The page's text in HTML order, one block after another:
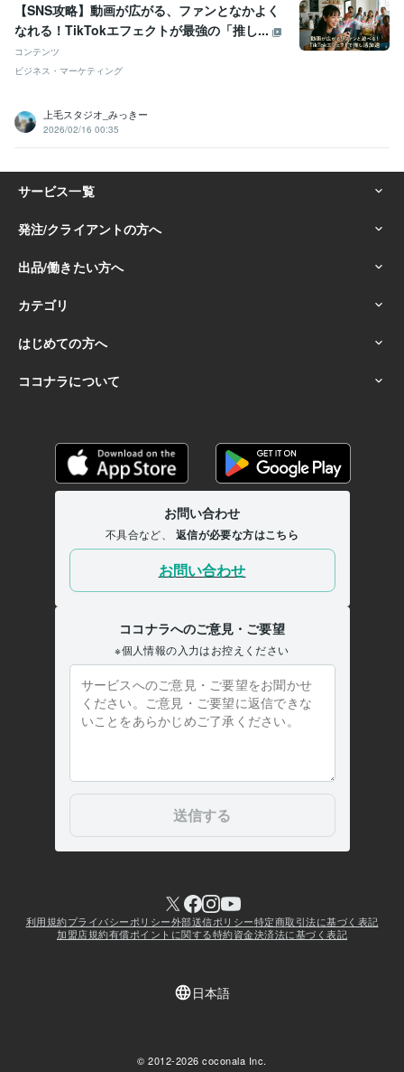
【SNS攻略】動画が広がる、ファンとなかよく
なれる！TikTokエフェクトが最強の「推し...
コンテンツ
ビジネス・マーケティング
上毛スタジオ_みっきー
2026/02/16 00:35